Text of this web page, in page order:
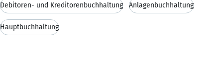
Debitoren- und Kreditorenbuchhaltung Anlagenbuchhaltung
Hauptbuchhaltung